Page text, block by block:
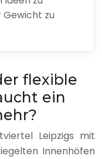
zu
flexible
ein
Leipzigs mit
Innenhöfen